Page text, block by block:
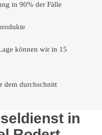
in 90% der Fälle
können wir in 15
dem durchschnitt
in